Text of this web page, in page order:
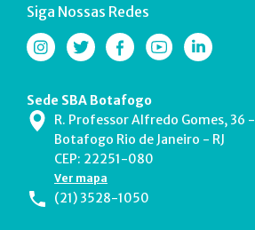
Siga Nossas Redes
Sede SBA Botafogo
R. Professor Alfredo Gomes, 36 -
Botafogo Rio de Janeiro - RJ
CEP: 22251-080
Ver mapa
(21) 3528-1050